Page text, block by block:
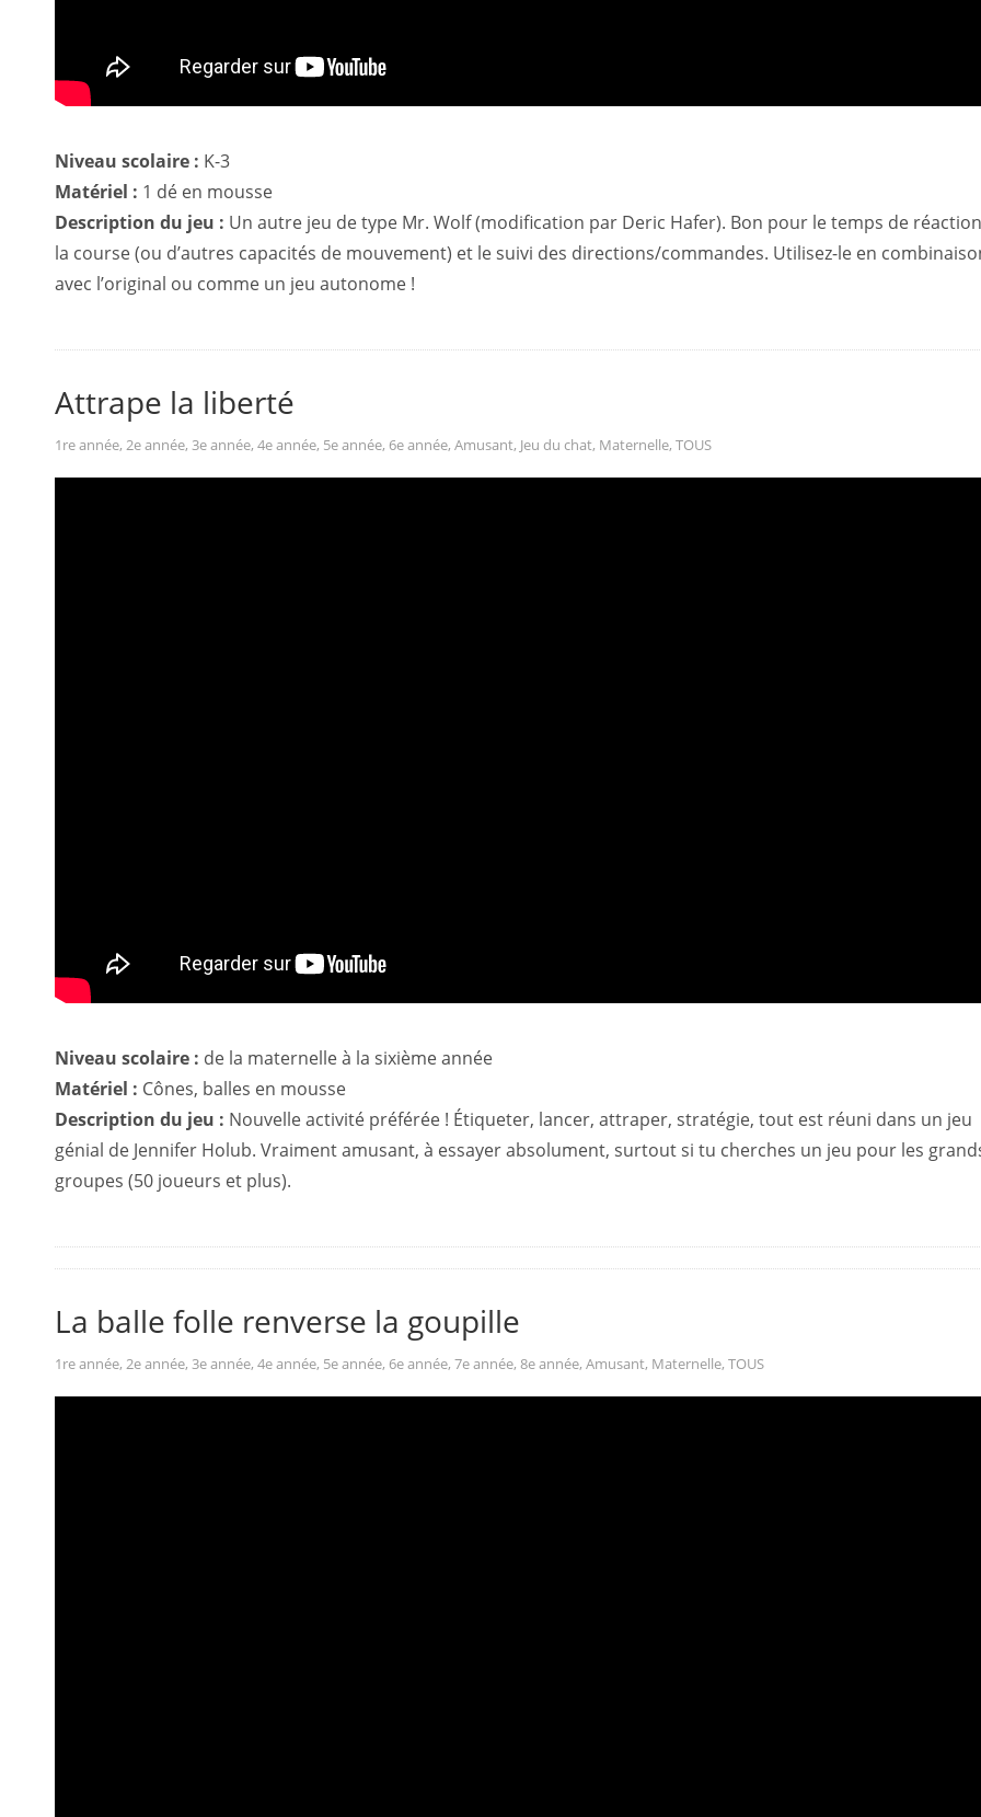
Niveau scolaire : K-3
Matériel : 1 dé en mousse
Description du jeu : Un autre jeu de type Mr. Wolf (modification par Deric Hafer). Bon pour le temps de
la course (ou d’autres capacités de mouvement) et le suivi des directions/commandes. Utilisez-le en
avec l’original ou comme un jeu autonome !
Attrape la liberté
1re année, 2e année, 3e année, 4e année, 5e année, 6e année, Amusant, Jeu du chat, Maternelle, TOUS
Niveau scolaire : de la maternelle à la sixième année
Matériel : Cônes, balles en mousse
Description du jeu : Nouvelle activité préférée ! Étiqueter, lancer, attraper, stratégie, tout est réuni dans un jeu
génial de Jennifer Holub. Vraiment amusant, à essayer absolument, surtout si tu cherches un jeu pour les
groupes (50 joueurs et plus).
La balle folle renverse la goupille
1re année, 2e année, 3e année, 4e année, 5e année, 6e année, 7e année, 8e année, Amusant, Maternelle, TOUS